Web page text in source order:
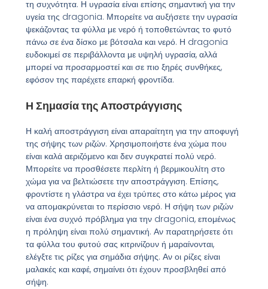
τη συχνότητα. Η υγρασία είναι επίσης σημαντική για την
υγεία της dragonia. Μπορείτε να αυξήσετε την υγρασία
ψεκάζοντας τα φύλλα με νερό ή τοποθετώντας το φυτό
πάνω σε ένα δίσκο με βότσαλα και νερό. Η dragonia
ευδοκιμεί σε περιβάλλοντα με υψηλή υγρασία, αλλά
μπορεί να προσαρμοστεί και σε πιο ξηρές συνθήκες,
εφόσον της παρέχετε επαρκή φροντίδα.
Η Σημασία της Αποστράγγισης
Η καλή αποστράγγιση είναι απαραίτητη για την αποφυγή
της σήψης των ριζών. Χρησιμοποιήστε ένα χώμα που
είναι καλά αεριζόμενο και δεν συγκρατεί πολύ νερό.
Μπορείτε να προσθέσετε περλίτη ή βερμικουλίτη στο
χώμα για να βελτιώσετε την αποστράγγιση. Επίσης,
φροντίστε η γλάστρα να έχει τρύπες στο κάτω μέρος για
να απομακρύνεται το περίσσιο νερό. Η σήψη των ριζών
είναι ένα συχνό πρόβλημα για την dragonia, επομένως
η πρόληψη είναι πολύ σημαντική. Αν παρατηρήσετε ότι
τα φύλλα του φυτού σας κιτρινίζουν ή μαραίνονται,
ελέγξτε τις ρίζες για σημάδια σήψης. Αν οι ρίζες είναι
μαλακές και καφέ, σημαίνει ότι έχουν προσβληθεί από
σήψη.